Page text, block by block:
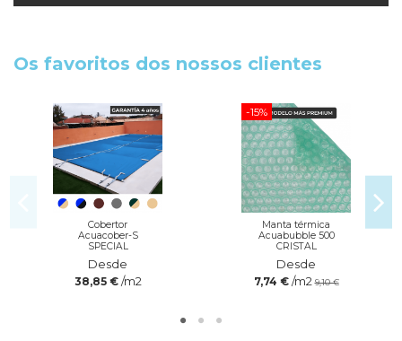
Os favoritos dos nossos clientes
Cobertor
Acuacober-S
SPECIAL
Desde
38,85 € /m2
-15%
Manta térmica
Acuabubble 500
CRISTAL
Desde
7,74 € /m2 9,10 €